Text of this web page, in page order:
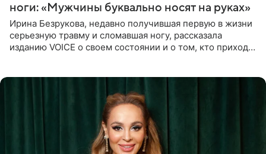
ноги: «Мужчины буквально носят на руках»
Ирина Безрукова, недавно получившая первую в жизни
серьезную травму и сломавшая ногу, рассказала
изданию VOICE о своем состоянии и о том, кто приходит